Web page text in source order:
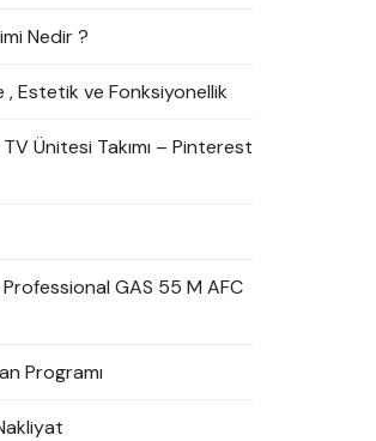
Nedir ?
, Estetik ve Fonksiyonellik
Ünitesi Takımı – Pinterest
GAS 55 M AFC
Programı